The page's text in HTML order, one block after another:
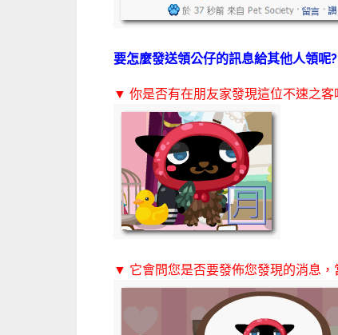
要怎麼發送領公仔的訊息給其他人領呢?
▼ 你是否有在朋友家發現這位不速之客
▼ 它會問您是否要發佈您發現的消息，